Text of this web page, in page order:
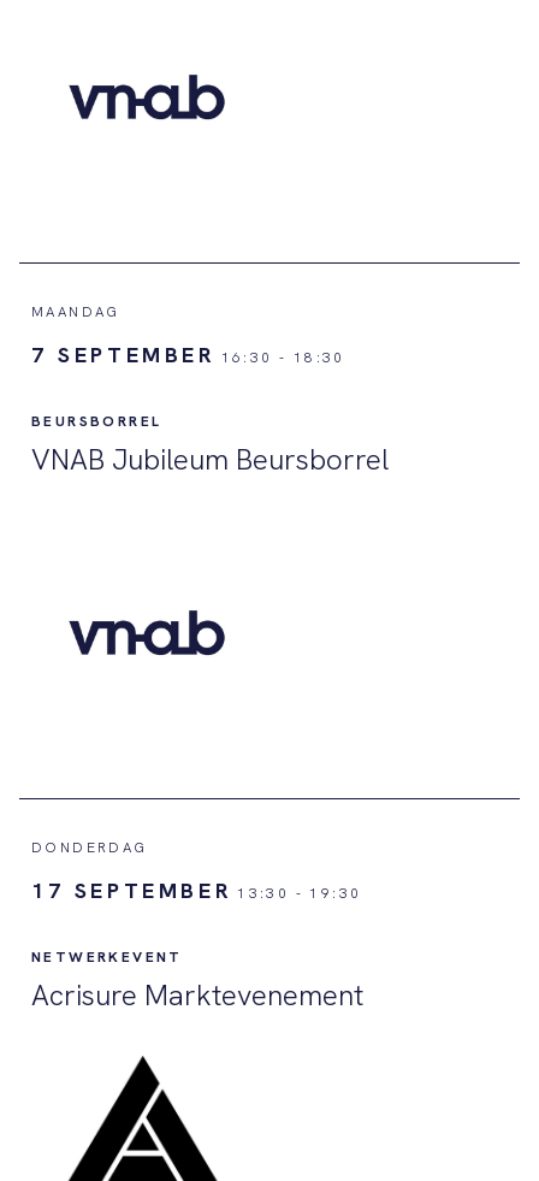
MAANDAG
7 SEPTEMBER 16:30 - 18:30
BEURSBORREL
VNAB Jubileum Beursborrel
DONDERDAG
17 SEPTEMBER 13:30 - 19:30
NETWERKEVENT
Acrisure Marktevenement